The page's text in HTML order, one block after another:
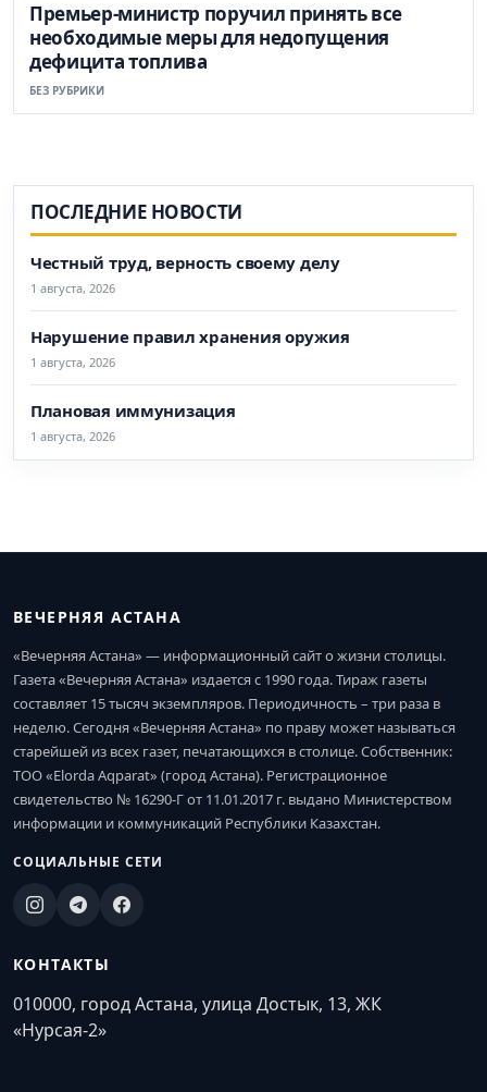
Премьер-министр поручил принять все
необходимые меры для недопущения
дефицита топлива
БЕЗ РУБРИКИ
ПОСЛЕДНИЕ НОВОСТИ
Честный труд, верность своему делу
1 августа, 2026
Нарушение правил хранения оружия
1 августа, 2026
Плановая иммунизация
1 августа, 2026
ВЕЧЕРНЯЯ АСТАНА
«Вечерняя Астана» — информационный сайт о жизни столицы.
Газета «Вечерняя Астана» издается с 1990 года. Тираж газеты
составляет 15 тысяч экземпляров. Периодичность – три раза в
неделю. Сегодня «Вечерняя Астана» по праву может называться
старейшей из всех газет, печатающихся в столице. Собственник:
ТОО «Elorda Aqparat» (город Астана). Регистрационное
свидетельство № 16290-Г от 11.01.2017 г. выдано Министерством
информации и коммуникаций Республики Казахстан.
СОЦИАЛЬНЫЕ СЕТИ
КОНТАКТЫ
010000, город Астана, улица Достык, 13, ЖК
«Нурсая-2»